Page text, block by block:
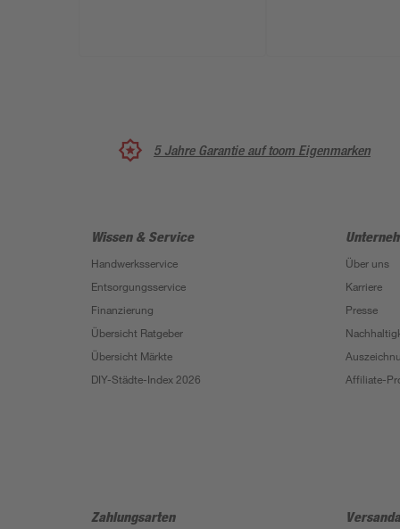
5 Jahre Garantie auf toom Eigenmarken
Wissen & Service
Handwerksservice
Entsorgungsservice
Finanzierung
Übersicht Ratgeber
Übersicht Märkte
DIY-Städte-Index 2026
Über uns
Karriere
Presse
Affiliate-
Zahlungsarten